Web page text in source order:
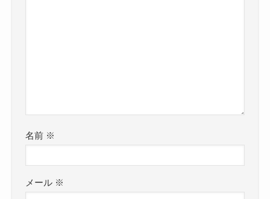
名前 ※
メール ※